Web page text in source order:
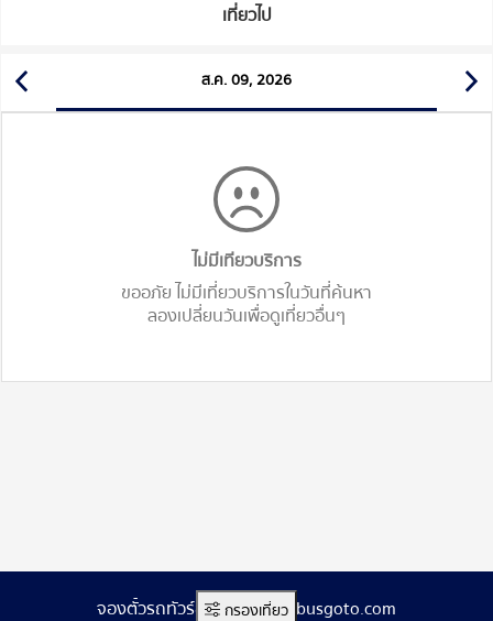
เที่ยวไป
ส.ค. 09, 2026
ไม่มีเทียวบริการ
ขออภัย ไม่มีเที่ยวบริการในวันที่ค้นหา
ลองเปลี่ยนวันเพื่อดูเที่ยวอื่นๆ
กรองเที่ยว
จองตั๋วรถทัวร์ออนไลน์ www.busgoto.com